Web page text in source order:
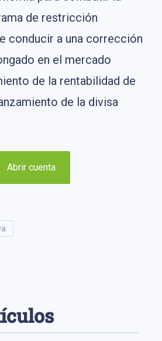
de restricción
conducir a una corrección
en el mercado
de la rentabilidad de
de la divisa
Abrir cuenta